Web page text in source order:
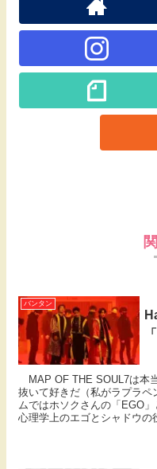
バンタン
MAP OF THE SOUL7は本
抜いて好きだ（私がラプラ
ムではホソクさんの「EGO
心理学上のエゴとシャドウの